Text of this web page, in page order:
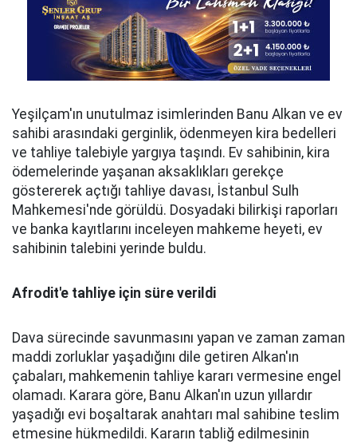
Yeşilçam'ın unutulmaz isimlerinden Banu Alkan ve ev
sahibi arasındaki gerginlik, ödenmeyen kira bedelleri
ve tahliye talebiyle yargıya taşındı. Ev sahibinin, kira
ödemelerinde yaşanan aksaklıkları gerekçe
göstererek açtığı tahliye davası, İstanbul Sulh
Mahkemesi'nde görüldü. Dosyadaki bilirkişi raporları
ve banka kayıtlarını inceleyen mahkeme heyeti, ev
sahibinin talebini yerinde buldu.
Afrodit'e tahliye için süre verildi
Dava sürecinde savunmasını yapan ve zaman zaman
maddi zorluklar yaşadığını dile getiren Alkan'ın
çabaları, mahkemenin tahliye kararı vermesine engel
olamadı. Karara göre, Banu Alkan'ın uzun yıllardır
yaşadığı evi boşaltarak anahtarı mal sahibine teslim
etmesine hükmedildi. Kararın tabliğ edilmesinin